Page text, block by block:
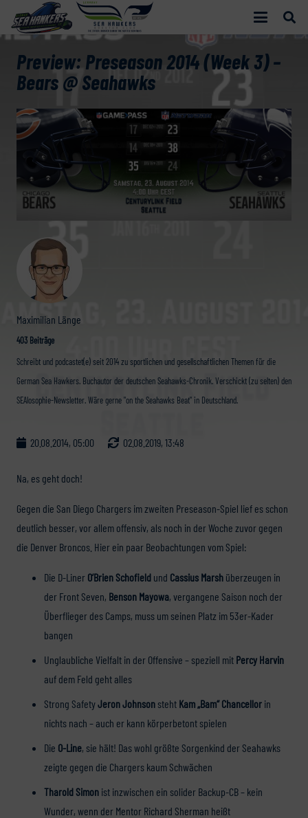
Maximilian Länge
403 Beiträge
Schreibt und podcastet(e) seit 2014 zu sportlichen und gesellschaftlichen Themen für die
German Sea Hawkers. Buchautor der deutschen Seahawks-Chronik. Verschickt (zu selten) den
SEAlosophie-Newsletter. Wäre gerne "on the Seahawks Beat" in Deutschland.
Preview: Preseason 2014 (Week 3) –
Bears @ Seahawks
20.08.2014, 05:00 02.08.2019, 13:48
Na, es geht doch!
Gegen die San Diego Chargers im zweiten Preseason-Spiel lief es schon
deutlich besser, vor allem offensiv, als noch in der Woche zuvor gegen
die Denver Broncos. Hier ein paar Beobachtungen vom Spiel:
Die D-Liner O’Brien Schofield und Cassius Marsh überzeugen in
der Front Seven, Benson Mayowa, vergangene Saison noch der
Überflieger des Camps, muss um seinen Platz im 53er-Kader
bangen
Unglaubliche Vielfalt in der Offensive – speziell mit Percy Harvin
auf dem Feld geht alles
Strong SafetyJeron Johnson steht Kam „Bam“ Chancellor in
nichts nach – auch er kann körperbetont spielen
Die O-Line, sie hält! Das wohl größte Sorgenkind der Seahawks
zeigte gegen die Chargers kaum Schwächen
Tharold Simon ist inzwischen ein solider Backup-CB – kein
Wunder, wenn der Mentor Richard Sherman heißt